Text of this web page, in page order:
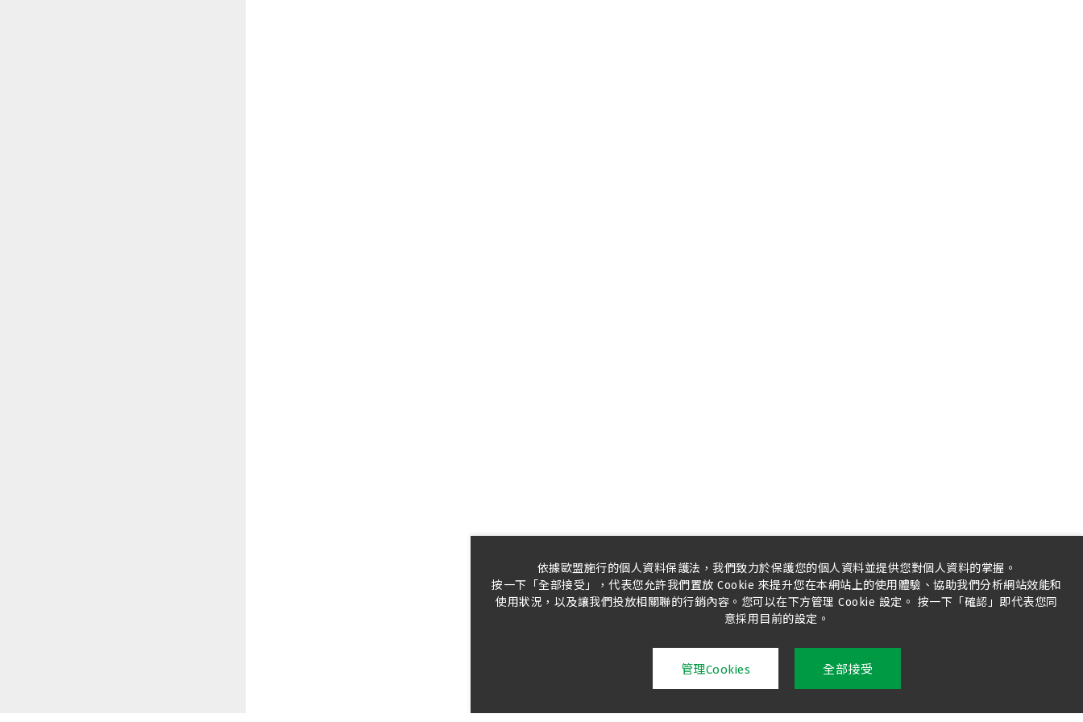
依據歐盟施行的個人資料保護法，我們致力於保護您的個人資料並提供您對個人資料的掌握。
按一下「全部接受」，代表您允許我們置放 Cookie 來提升您在本網站上的使用體驗、協助我們分析網站效能和
使用狀況，以及讓我們投放相關聯的行銷內容。您可以在下方管理 Cookie 設定。 按一下「確認」即代表您同
意採用目前的設定。
管理Cookies 全部接受